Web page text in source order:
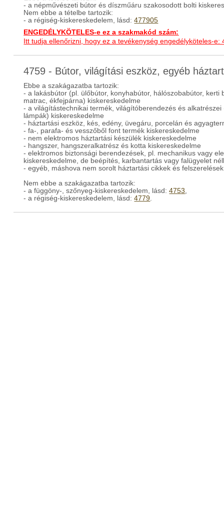
- a népművészeti bútor és díszműáru szakosodott bolti
Nem ebbe a tételbe tartozik:
- a régiség-kiskereskedelem, lásd:477905
ENGEDÉLYKÖTELES-e ez a szakmakód szám:
Itt tudja ellenőrizni, hogy ez a tevékenység engedélyköteles-e:
4759 - Bútor, világítási eszköz, egyéb
Ebbe a szakágazatba tartozik:
- a lakásbútor (pl. ülőbútor, konyhabútor, hálószobabútor,
matrac, ékfejpárna) kiskereskedelme
- a világítástechnikai termék, világítóberendezés és
lámpák) kiskereskedelme
- háztartási eszköz, kés, edény, üvegáru, porcelán és
- fa-, parafa- és vesszőből font termék kiskereskedelme
- nem elektromos háztartási készülék kiskereskedelme
- hangszer, hangszeralkatrész és kotta kiskereskedelme
- elektromos biztonsági berendezések, pl. mechanikus vagy
kiskereskedelme, de beépítés, karbantartás vagy falügyelet
- egyéb, máshova nem sorolt háztartási cikkek és
Nem ebbe a szakágazatba tartozik:
- a függöny-, szőnyeg-kiskereskedelem, lásd:4753,
- a régiség-kiskereskedelem, lásd:4779.